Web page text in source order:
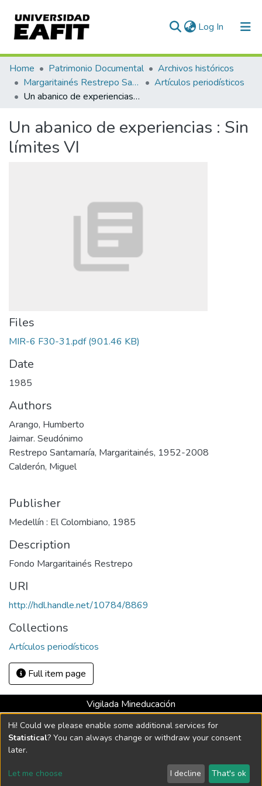
Log In (current)
Communities & Collections
All of DSpace
Home Patrimonio Documental
Archivos históricos
Margaritainés Restrepo Santamaría
Artículos periodísticos
Un abanico de experiencias : Sin límites VI
Un abanico de experiencias : Sin
límites VI
Files
MIR-6 F30-31.pdf(901.46 KB)
Date
1985
Authors
Arango, Humberto
Jaimar. Seudónimo
Restrepo Santamaría, Margaritainés, 1952-2008
Calderón, Miguel
Publisher
Medellín : El Colombiano, 1985
Description
Fondo Margaritainés Restrepo
URI
http://hdl.handle.net/10784/8869
Collections
Artículos periodísticos
Full item page
Vigilada Mineducación
Universidad con Acreditación Institucional hasta 2026 -
Resolución MEN 2158 de 2018
DSpace software copyright © 2002-2026 LYRASIS
Send Feedback
Hi! Could we please enable some additional services for
Statistical? You can always change or withdraw your consent
later.
Let me choose I decline That's ok